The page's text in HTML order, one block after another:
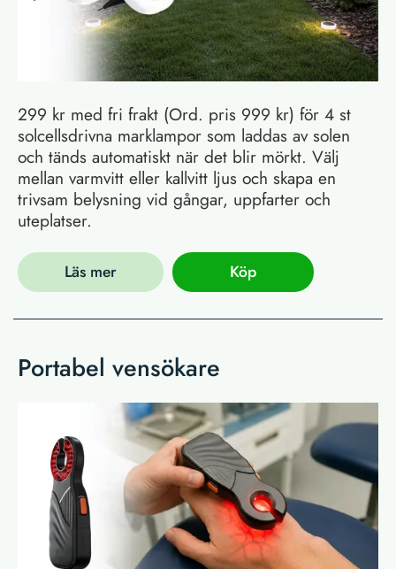
299 kr med fri frakt (Ord. pris 999 kr) för 4 st
solcellsdrivna marklampor som laddas av solen
och tänds automatiskt när det blir mörkt. Välj
mellan varmvitt eller kallvitt ljus och skapa en
trivsam belysning vid gångar, uppfarter och
uteplatser.
Läs mer Köp
Portabel vensökare